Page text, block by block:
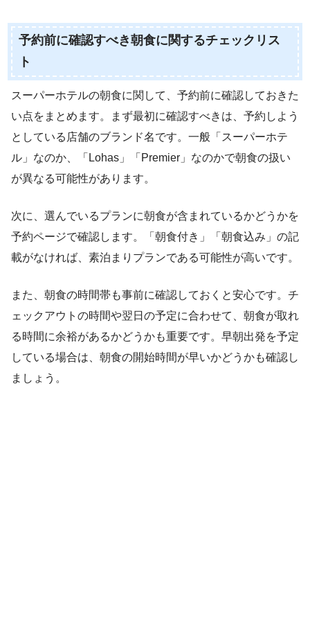
予約前に確認すべき朝食に関するチェックリス
ト
スーパーホテルの朝食に関して、予約前に確認しておきた
い点をまとめます。まず最初に確認すべきは、予約しよう
としている店舗のブランド名です。一般「スーパーホテ
ル」なのか、「Lohas」「Premier」なのかで朝食の扱い
が異なる可能性があります。
次に、選んでいるプランに朝食が含まれているかどうかを
予約ページで確認します。「朝食付き」「朝食込み」の記
載がなければ、素泊まりプランである可能性が高いです。
また、朝食の時間帯も事前に確認しておくと安心です。チ
ェックアウトの時間や翌日の予定に合わせて、朝食が取れ
る時間に余裕があるかどうかも重要です。早朝出発を予定
している場合は、朝食の開始時間が早いかどうかも確認し
ましょう。